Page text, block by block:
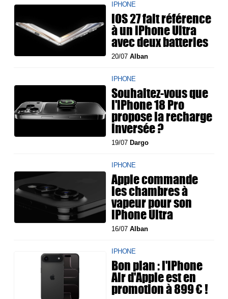
IPHONE
iOS 27 fait référence
à un iPhone Ultra
avec deux batteries
20/07Alban
IPHONE
Souhaitez-vous que
l'iPhone 18 Pro
propose la recharge
inversée ?
19/07 Dargo
IPHONE
Apple commande
les chambres à
vapeur pour son
iPhone Ultra
16/07Alban
IPHONE
Bon plan : l'iPhone
Air d'Apple est en
promotion à 899 € !